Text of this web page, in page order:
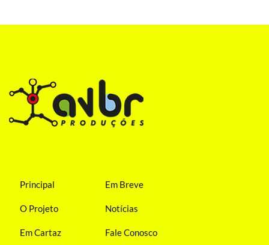
Principal
O Projeto
Em Cartaz
Em Breve
Notícias
Fale Conosco